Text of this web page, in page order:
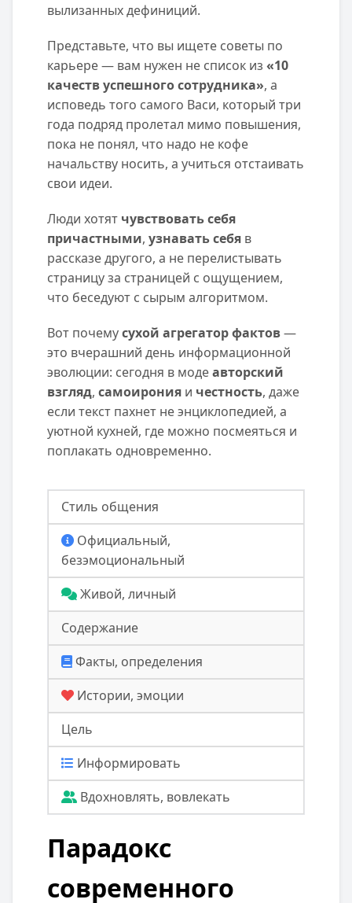
вылизанных дефиниций.
Представьте, что вы ищете советы по
карьере — вам нужен не список из «10
качеств успешного сотрудника», а
исповедь того самого Васи, который три
года подряд пролетал мимо повышения,
пока не понял, что надо не кофе
начальству носить, а учиться отстаивать
свои идеи.
Люди хотят чувствовать себя
причастными, узнавать себя в
рассказе другого, а не перелистывать
страницу за страницей с ощущением,
что беседуют с сырым алгоритмом.
Вот почемусухой агрегатор фактов—
это вчерашний день информационной
эволюции: сегодня в модеавторский
взгляд, самоирония и честность, даже
если текст пахнет не энциклопедией, а
уютной кухней, где можно посмеяться и
поплакать одновременно.
Стиль общения
Официальный,
безэмоциональный
Живой, личный
Содержание
Факты, определения
Истории, эмоции
Цель
Информировать
Вдохновлять, вовлекать
Парадокс
современного